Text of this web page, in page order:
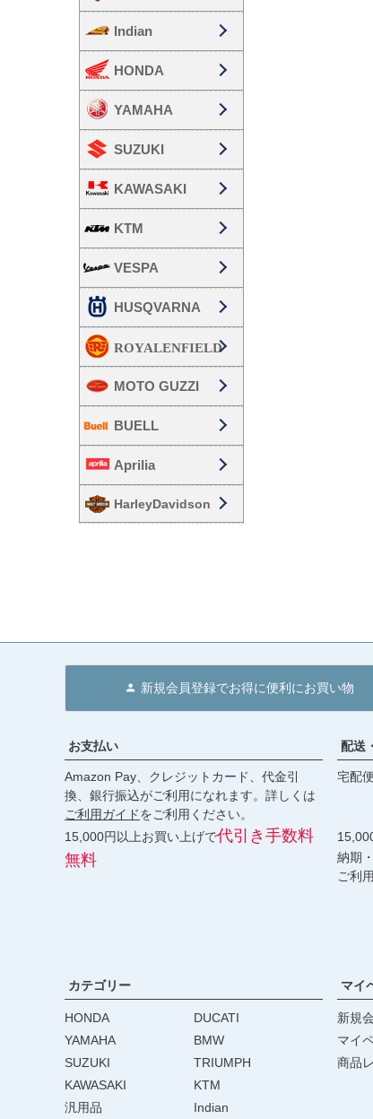
Indian
HONDA
YAMAHA
SUZUKI
KAWASAKI
KTM
VESPA
HUSQVARNA
MOTO GUZZI
BUELL
Aprilia
HarleyDavidson
新規会員登録でお得に便利にお買い物
お支払い
Amazon Pay、クレジットカード、代金引
換、銀行振込がご利用になれます。詳しくは
ご利用ガイドをご利用ください。
15,000円以上お買い上げで代引き手数料
無料
配送
宅配
北
沖
納期
ご利
カテゴリー
HONDA
YAMAHA
SUZUKI
KAWASAKI
汎用品
DUCATI
BMW
TRIUMPH
KTM
Indian
マイ
新規
マイ
商品